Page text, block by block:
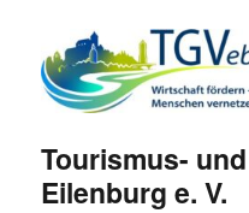
Tourismus-
Eilenburg e. V.